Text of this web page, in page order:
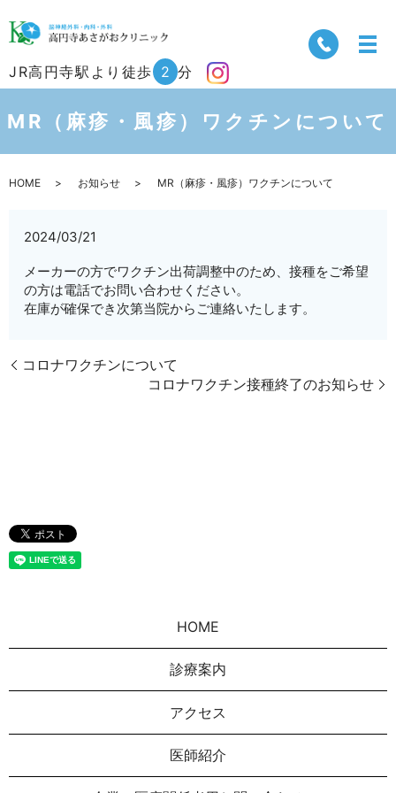
JR高円寺駅より徒歩 2 分
MR（麻疹・風疹）ワクチンについて
HOME お知らせ MR（麻疹・風疹）ワクチンについて
2024/03/21
メーカーの方でワクチン出荷調整中のため、接種をご希望
の方は電話でお問い合わせください。
在庫が確保でき次第当院からご連絡いたします。
コロナワクチンについて
コロナワクチン接種終了のお知らせ
HOME
診療案内
アクセス
医師紹介